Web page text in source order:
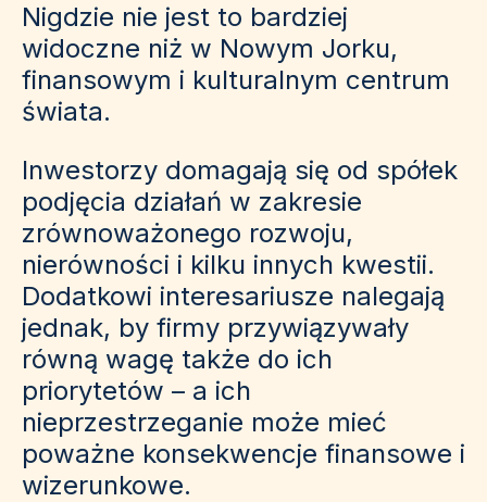
Nigdzie nie jest to bardziej
widoczne niż w Nowym Jorku,
finansowym i kulturalnym centrum
świata.
Inwestorzy domagają się od spółek
podjęcia działań w zakresie
zrównoważonego rozwoju,
nierówności i kilku innych kwestii.
Dodatkowi interesariusze nalegają
jednak, by firmy przywiązywały
równą wagę także do ich
priorytetów – a ich
nieprzestrzeganie może mieć
poważne konsekwencje finansowe i
wizerunkowe.